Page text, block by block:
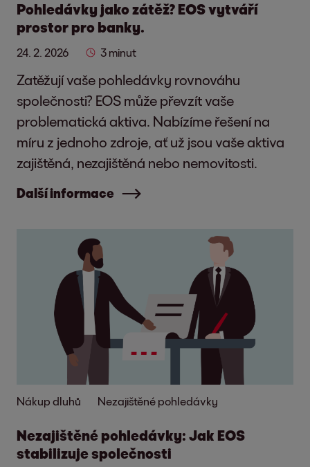
Pohledávky jako zátěž? EOS vytváří
prostor pro banky.
24. 2. 2026 3 minut
Zatěžují vaše pohledávky rovnováhu
společnosti? EOS může převzít vaše
problematická aktiva. Nabízíme řešení na
míru z jednoho zdroje, ať už jsou vaše aktiva
zajištěná, nezajištěná nebo nemovitosti.
Další informace
Nákup dluhů Nezajištěné pohledávky
Nezajištěné pohledávky: Jak EOS
stabilizuje společnosti